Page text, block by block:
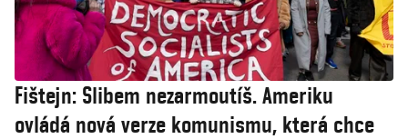
Fištejn: Slibem nezarmoutíš. Ameriku
ovládá nová verze komunismu, která chce